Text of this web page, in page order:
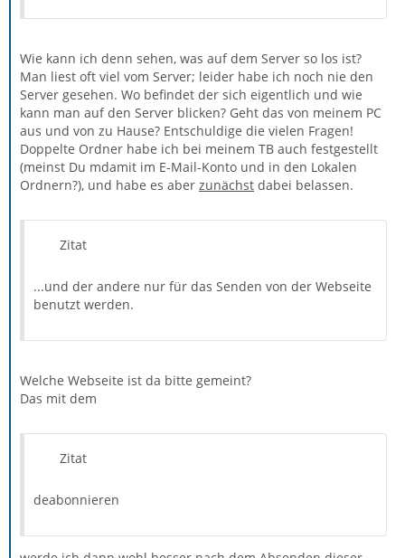
Wie kann ich denn sehen, was auf dem Server so los ist?
Man liest oft viel vom Server; leider habe ich noch nie den
Server gesehen. Wo befindet der sich eigentlich und wie
kann man auf den Server blicken? Geht das von meinem PC
aus und von zu Hause? Entschuldige die vielen Fragen!
Doppelte Ordner habe ich bei meinem TB auch festgestellt
(meinst Du mdamit im E-Mail-Konto und in den Lokalen
Ordnern?), und habe es aber zunächst dabei belassen.
Zitat
...und der andere nur für das Senden von der Webseite
benutzt werden.
Welche Webseite ist da bitte gemeint?
Das mit dem
Zitat
deabonnieren